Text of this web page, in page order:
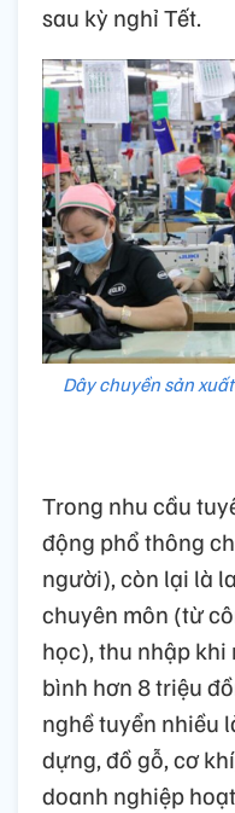
sau kỳ nghỉ Tết.
Dây chuyền sản
Trong nhu cầu
động phổ thông
người), còn lại là
chuyên môn (từ
học), thu nhập
bình hơn 8 triệu
nghề tuyển nhiều
dựng, đồ gỗ, cơ
doanh nghiệp